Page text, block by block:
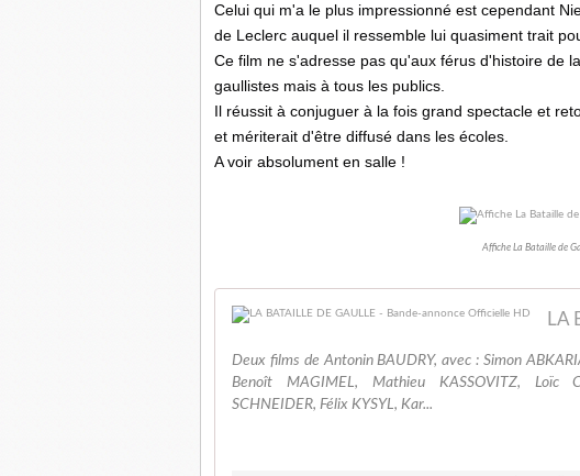
Celui qui m'a le plus impressionné est cependant
de Leclerc auquel il ressemble lui quasiment trait
Ce film ne s'adresse pas qu'aux férus d'histoire de
gaullistes mais à tous les publics.
Il réussit à conjuguer à la fois grand spectacle et
et mériterait d'être diffusé dans les écoles.
A voir absolument en salle !
Affiche La Bataille de
Deux films de Antonin BAUDRY, avec : Simon
Benoît MAGIMEL, Mathieu KASSOVITZ, Loïc
SCHNEIDER, Félix KYSYL, Kar...